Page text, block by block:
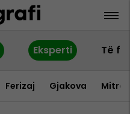
Eksperti Të
Ferizaj Gjakova